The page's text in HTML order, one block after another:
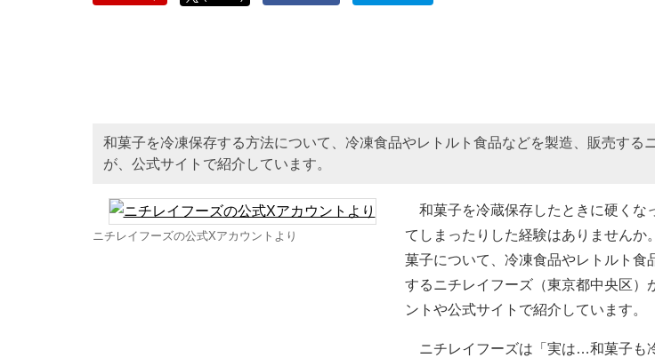
和菓子を冷凍保存する方法について、冷凍食品やレトルト食品などを製造、販売する
が、公式サイトで紹介しています。
ニチレイフーズの公式Xアカウントより
和菓子を冷蔵保存したときに硬くな
てしまったりした経験はありませんか
菓子について、冷凍食品やレトルト食
するニチレイフーズ（東京都中央区）
ントや公式サイトで紹介しています。
ニチレイフーズは「実は…和菓子も